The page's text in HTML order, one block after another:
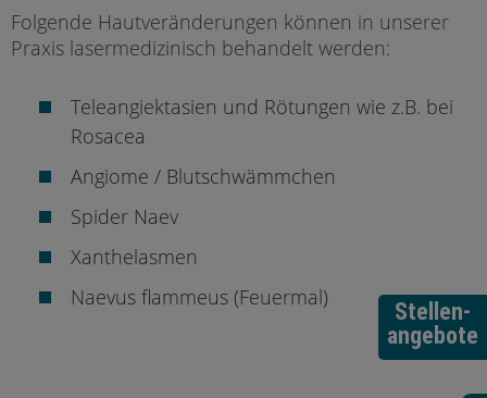
Stellen-
angebote
Folgende Hautveränderungen können in unserer
Praxis lasermedizinisch behandelt werden:
Teleangiektasien und Rötungen wie z.B. bei
Rosacea
Angiome / Blutschwämmchen
Spider Naev
Xanthelasmen
Naevus flammeus (Feuermal)